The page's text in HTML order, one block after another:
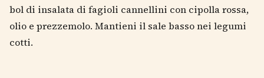
bol di insalata di fagioli cannellini con cipolla rossa,
olio e prezzemolo. Mantieni il sale basso nei legumi
cotti.